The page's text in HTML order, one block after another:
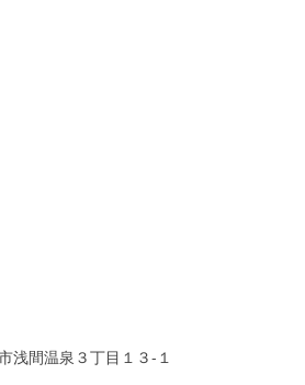
浅間温泉３丁目１３-１